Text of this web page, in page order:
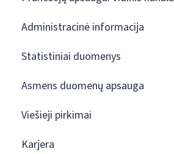
Administracinė informacija
Statistiniai duomenys
Asmens duomenų apsauga
Viešieji pirkimai
Karjera